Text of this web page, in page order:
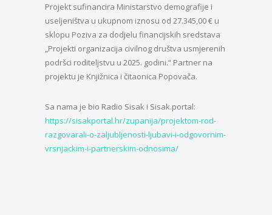
Projekt sufinancira Ministarstvo demografije i
useljeništva u ukupnom iznosu od 27.345,00 € u
sklopu Poziva za dodjelu financijskih sredstava
„Projekti organizacija civilnog društva usmjerenih
podršci roditeljstvu u 2025. godini.“ Partner na
projektu je Knjižnica i čitaonica Popovača.
Sa nama je bio Radio Sisak i Sisak.portal:
https://sisakportal.hr/zupanija/projektom-rod-
razgovarali-o-zaljubljenosti-ljubavi-i-odgovornim-
vrsnjackim-i-partnerskim-odnosima/